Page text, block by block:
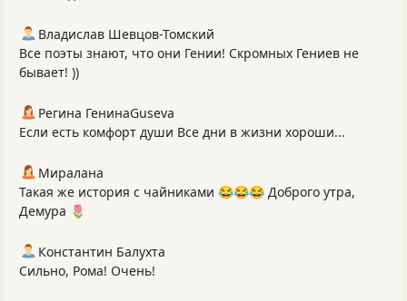
Владислав Шевцов-Томский
Все поэты знают, что они Гении! Скромных Гениев не
бывает! ))
Регина ГенинаGuseva
Если есть комфорт души Все дни в жизни хороши...
Миралана
Такая же история с чайниками 😂😂😂 Доброго утра,
Демура 🌷
Константин Балухта
Сильно, Рома! Очень!